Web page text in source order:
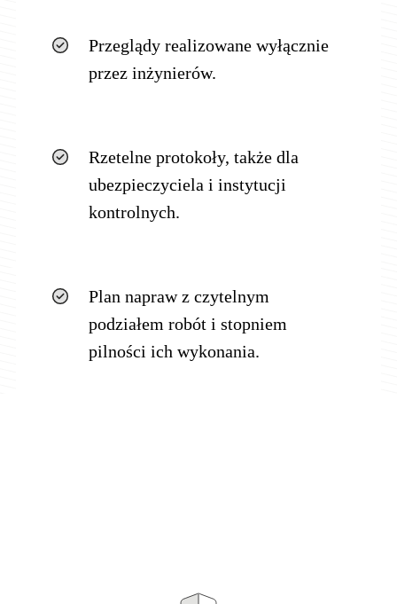
Przeglądy realizowane wyłącznie
przez inżynierów.
Rzetelne protokoły, także dla
ubezpieczyciela i instytucji
kontrolnych.
Plan napraw z czytelnym
podziałem robót i stopniem
pilności ich wykonania.